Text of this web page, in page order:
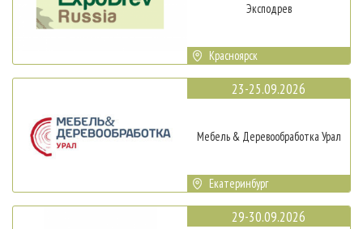
Эксподрев
Красноярск
23-25.09.2026
Мебель & Деревообработка Урал
Екатеринбург
29-30.09.2026